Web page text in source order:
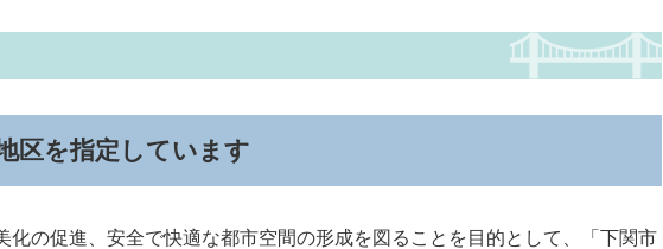
区を指定しています
化の促進、安全で快適な都市空間の形成を図ることを目的として、「下関市